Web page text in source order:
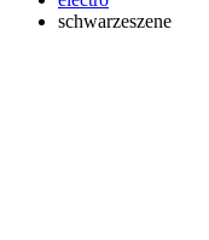
schwarzeszene